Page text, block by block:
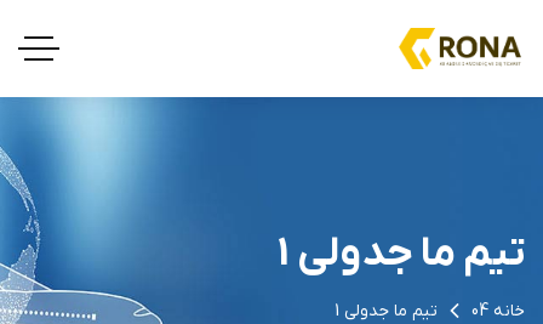
تیم ما جدولی 1
خانه 04 تیم ما جدولی 1